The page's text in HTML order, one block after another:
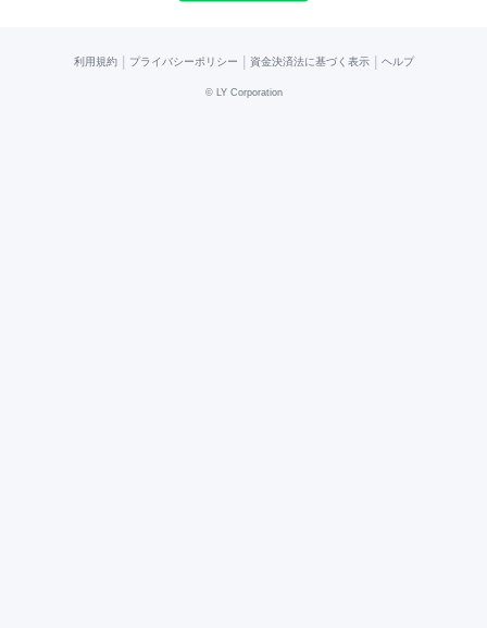
利用規約 プライバシーポリシー 資金決済法に基づく表示 ヘルプ
© LY Corporation